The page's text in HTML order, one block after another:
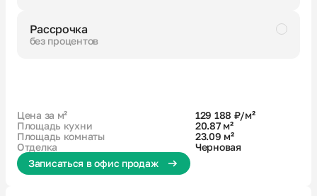
Рассрочка
без процентов
Цена за м²
129 188 ₽/м²
Площадь кухни
20.87 м²
Площадь комнаты
23.09 м²
Отделка
Черновая
Записаться в офис продаж